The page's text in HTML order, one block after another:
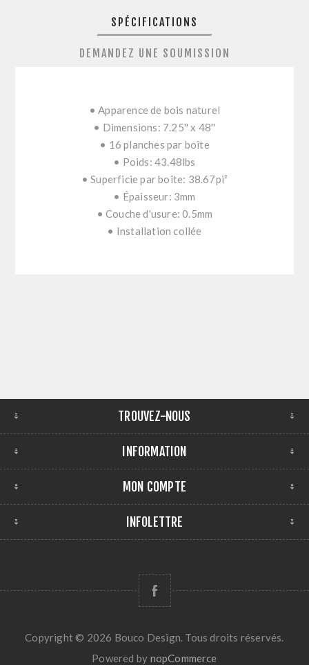
SPÉCIFICATIONS
DEMANDEZ UNE SOUMISSION
• Apparence de bois naturel
• Dimensions: 7.25'' x 48''
• 16 planches par boîte
• Poids: 43.48lbs
• Superficie par boîte: 38.67pi²
• Épaisseur: 3mm
• Couche d'usure: 0.5mm
• Installation collée
TROUVEZ-NOUS
INFORMATION
MON COMPTE
INFOLETTRE
Copyright © 2026 Bouco Design. Tous droits réservés.
Powered by nopCommerce